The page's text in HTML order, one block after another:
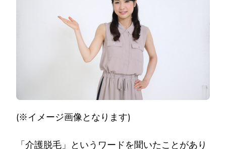
つ
(※イメージ画像となります)
「介護脱毛」というワードを聞いたことがあり